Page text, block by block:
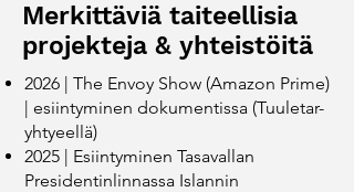
Merkittäviä taiteellisia
projekteja & yhteistöitä
2026 | The Envoy Show (Amazon Prime)
| esiintyminen dokumentissa (Tuuletar-
yhtyeellä)
2025 | Esiintyminen Tasavallan
Presidentinlinnassa Islannin